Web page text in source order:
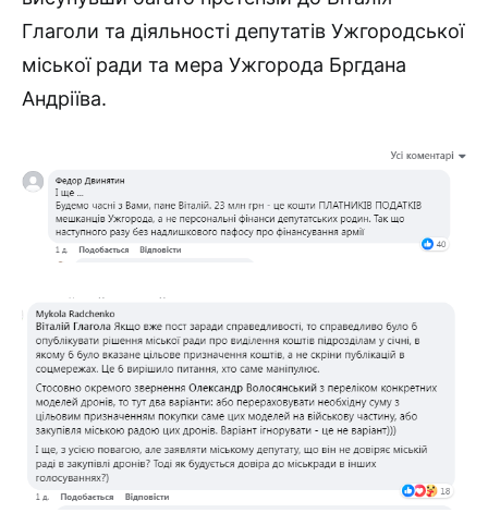
Глаголи та діяльності депутатів Ужгородської
міської ради та мера Ужгорода Бргдана
Андріїва.